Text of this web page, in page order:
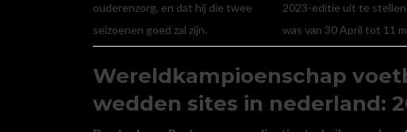
ouderenzorg, en dat hij die twee
seizoenen goed zal zijn.
2023-editie uit te
was van 30 April tot 11
Wereldkampioenschap
wedden sites in nederland: